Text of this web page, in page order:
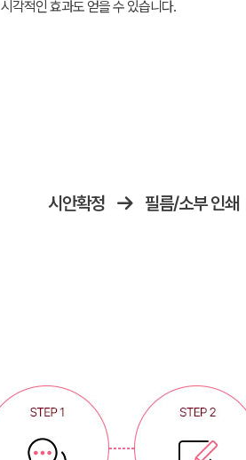
시각적인 효과도 얻을 수 있습니다.
시안확정 필름/소부 인쇄